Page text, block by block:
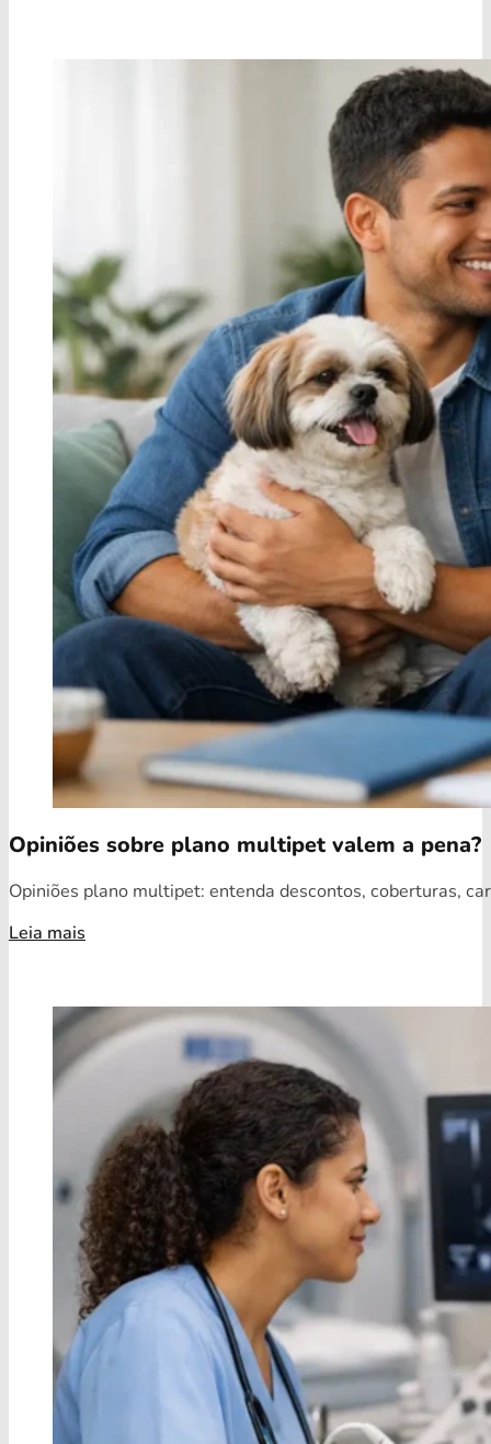
Opiniões sobre plano multipet valem a pena?
Opiniões plano multipet: entenda descontos, coberturas,
Leia mais